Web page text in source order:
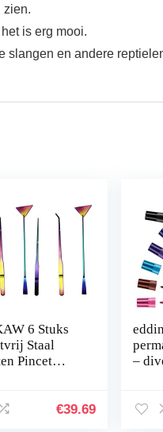
zien.
is erg mooi.
slangen en andere
6 Stuks
Staal
Pincet
€39.69
–
punt